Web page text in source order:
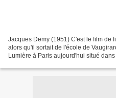
Jacques Demy (1951) C'est le film de
alors qu'il sortait de l'école de
Lumière à Paris aujourd'hui situé